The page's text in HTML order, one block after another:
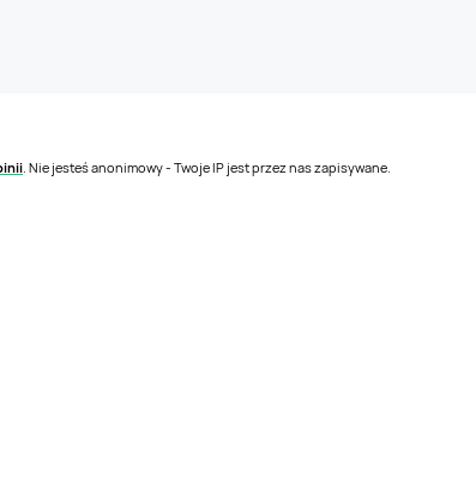
. Nie jesteś anonimowy - Twoje IP jest przez nas zapisywane.